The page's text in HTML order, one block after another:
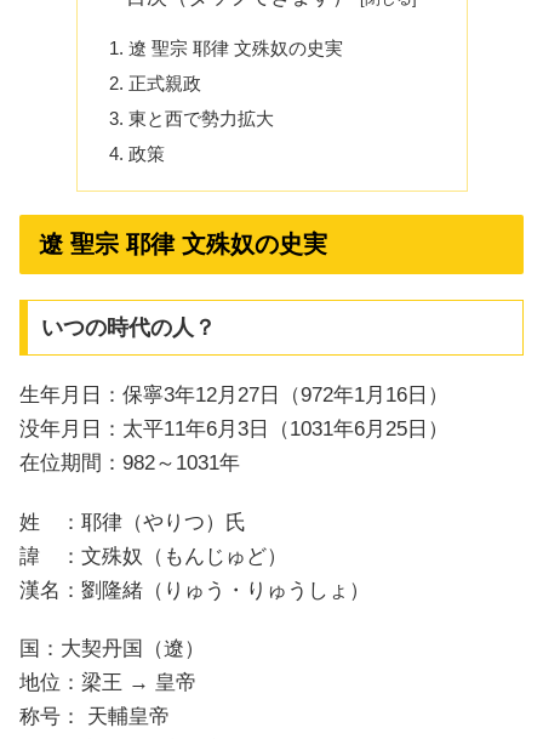
遼 聖宗 耶律 文殊奴の史実
正式親政
東と西で勢力拡大
政策
遼 聖宗 耶律 文殊奴の史実
いつの時代の人？
生年月日：保寧3年12月27日（972年1月16日）
没年月日：太平11年6月3日（1031年6月25日）
在位期間：982～1031年
姓 ：耶律（やりつ）氏
諱 ：文殊奴（もんじゅど）
漢名：劉隆緒（りゅう・りゅうしょ）
国：大契丹国（遼）
地位：梁王 → 皇帝
称号： 天輔皇帝